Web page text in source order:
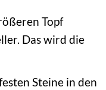
Topf
Das wird die
Steine in den